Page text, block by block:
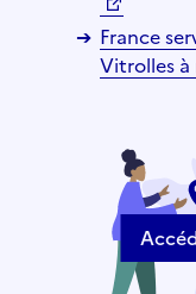
France
Vitrolles à